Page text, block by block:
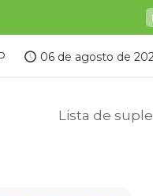
06 de agosto de
Lista de